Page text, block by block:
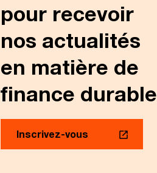
pour recevoir
nos actualités
en matière de
finance durable
Inscrivez-vous